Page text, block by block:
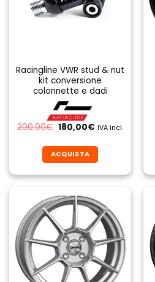
Racingline VWR stud & nut
kit conversione
colonnette e dadi
200,00€ Il
prezzo
era:
200,00€.
180,00€Il
è:
180,00€.
IVA incl.
ACQUISTA
prodotto
ha
più
varianti.
Le
opzioni
possono
essere